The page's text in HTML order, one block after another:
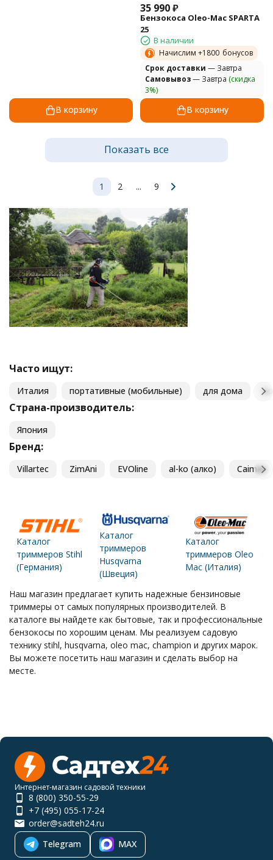
В корзину
35 990₽
Бензокоса Oleo-Mac SPARTA
25
В наличии
Начислим +1800 бонусов
Cрок доставки — Завтра
Самовывоз— Завтра (скидка
3%)
В корзину
Показать все
1 2 ... 9
Часто ищут:
Италия портативные (мобильные) для дома
Страна-производитель:
Япония
Бренд:
Villartec ZimAni EVOline al-ko (алко) Caiman
Каталог
триммеров Stihl
(Германия)
Каталог
триммеров
Husqvarna
(Швеция)
Каталог
триммеров Oleo
Mac (Италия)
Наш магазин предлагает купить надежные бензиновые
триммеры от самых популярных производителей. В
каталоге вы найдете как бытовые, так и профессиональные
бензокосы по хорошим ценам. Мы реализуем садовую
технику stihl, husqvarna, oleo mac, champion и других марок.
Вы можете посетить наш магазин и сделать выбор на
месте.
Интернет-магазин садовой техники
8 (800) 350-55-29
+7 (495) 055-17-24
order@sadteh24.ru
Telegram
MAX